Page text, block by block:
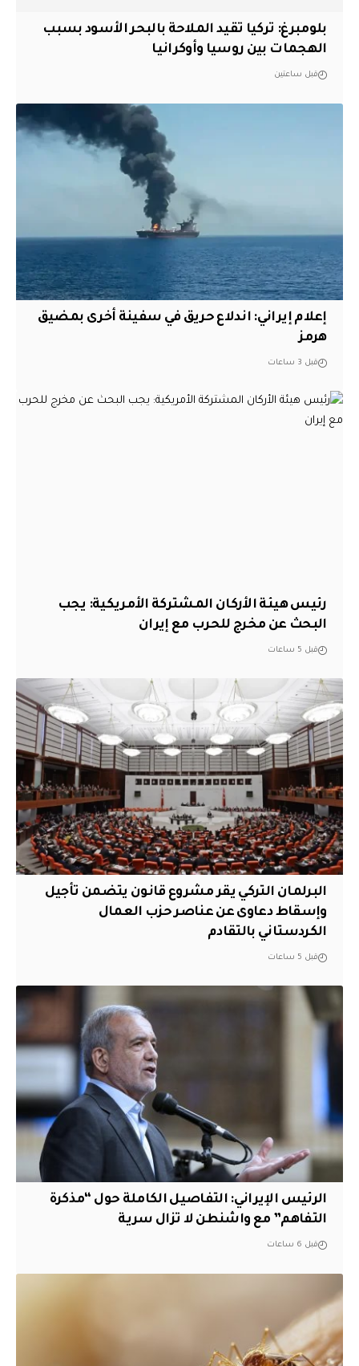
بلومبرغ: تركيا تقيد الملاحة بالبحر الأسود بسبب
الهجمات بين روسيا وأوكرانيا
قبل ساعتين
إعلام إيراني: اندلاع حريق في سفينة أخرى بمضيق
هرمز
قبل 3 ساعات
رئيس هيئة الأركان المشتركة الأمريكية: يجب
البحث عن مخرج للحرب مع إيران
قبل 5 ساعات
البرلمان التركي يقر مشروع قانون يتضمن تأجيل
وإسقاط دعاوى عن عناصر حزب العمال
الكردستاني بالتقادم
قبل 5 ساعات
الرئيس الإيراني: التفاصيل الكاملة حول “مذكرة
التفاهم” مع واشنطن لا تزال سرية
قبل 6 ساعات